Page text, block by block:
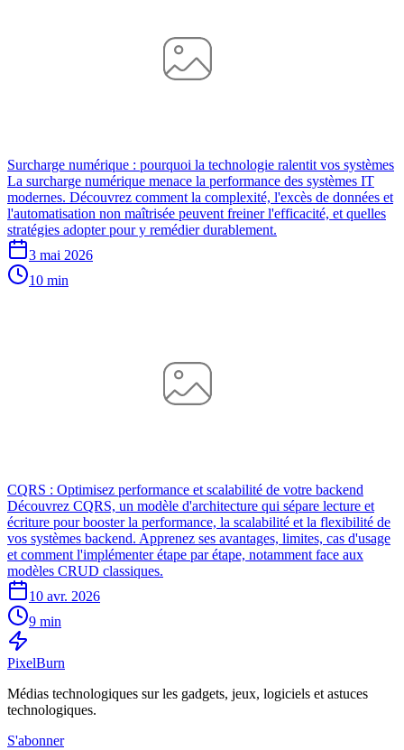
Surcharge numérique : pourquoi la technologie ralentit vos systèmes
La surcharge numérique menace la performance des systèmes IT
modernes. Découvrez comment la complexité, l'excès de données et
l'automatisation non maîtrisée peuvent freiner l'efficacité, et quelles
stratégies adopter pour y remédier durablement.
3 mai 2026
10 min
CQRS : Optimisez performance et scalabilité de votre backend
Découvrez CQRS, un modèle d'architecture qui sépare lecture et
écriture pour booster la performance, la scalabilité et la flexibilité de
vos systèmes backend. Apprenez ses avantages, limites, cas d'usage
et comment l'implémenter étape par étape, notamment face aux
modèles CRUD classiques.
10 avr. 2026
9 min
PixelBurn
Médias technologiques sur les gadgets, jeux, logiciels et astuces
technologiques.
S'abonner